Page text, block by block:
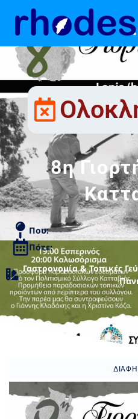
8η
Που:
Πότε:
Γαστρονομία & Τοπικές